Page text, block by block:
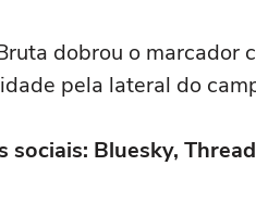
dobrou o marcador
pela lateral do
sociais: Bluesky,